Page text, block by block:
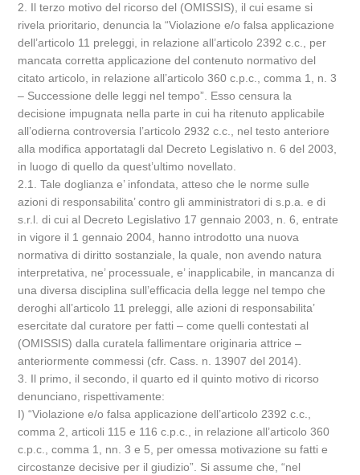
2. Il terzo motivo del ricorso del (OMISSIS), il cui esame si
rivela prioritario, denuncia la “Violazione e/o falsa applicazione
dell’articolo 11 preleggi, in relazione all’articolo 2392 c.c., per
mancata corretta applicazione del contenuto normativo del
citato articolo, in relazione all’articolo 360 c.p.c., comma 1, n. 3
– Successione delle leggi nel tempo”. Esso censura la
decisione impugnata nella parte in cui ha ritenuto applicabile
all’odierna controversia l’articolo 2932 c.c., nel testo anteriore
alla modifica apportatagli dal Decreto Legislativo n. 6 del 2003,
in luogo di quello da quest’ultimo novellato.
2.1. Tale doglianza e’ infondata, atteso che le norme sulle
azioni di responsabilita’ contro gli amministratori di s.p.a. e di
s.r.l. di cui al Decreto Legislativo 17 gennaio 2003, n. 6, entrate
in vigore il 1 gennaio 2004, hanno introdotto una nuova
normativa di diritto sostanziale, la quale, non avendo natura
interpretativa, ne’ processuale, e’ inapplicabile, in mancanza di
una diversa disciplina sull’efficacia della legge nel tempo che
deroghi all’articolo 11 preleggi, alle azioni di responsabilita’
esercitate dal curatore per fatti – come quelli contestati al
(OMISSIS) dalla curatela fallimentare originaria attrice –
anteriormente commessi (cfr. Cass. n. 13907 del 2014).
3. Il primo, il secondo, il quarto ed il quinto motivo di ricorso
denunciano, rispettivamente:
I) “Violazione e/o falsa applicazione dell’articolo 2392 c.c.,
comma 2, articoli 115 e 116 c.p.c., in relazione all’articolo 360
c.p.c., comma 1, nn. 3 e 5, per omessa motivazione su fatti e
circostanze decisive per il giudizio”. Si assume che, “nel